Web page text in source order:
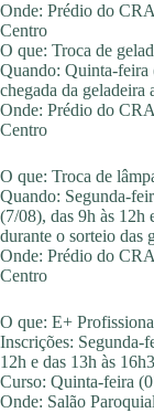
Onde: Prédio do
Centro
O que: Troca de
Quando: Quinta-feira
chegada da geladeira
Onde: Prédio do
Centro
O que: Troca de
Quando: Segunda-
(7/08), das 9h às 12h
durante o sorteio das
Onde: Prédio do
Centro
O que: E+
Inscrições: Segunda-
12h e das 13h às
Curso: Quinta-feira
Onde: Salão